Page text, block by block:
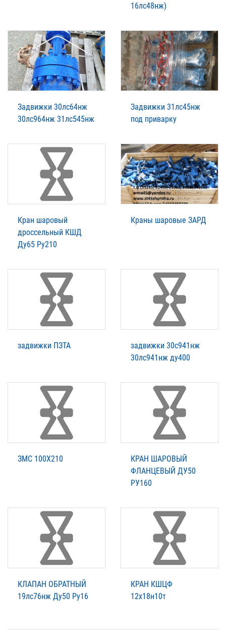
16лс48нж)
Задвижки 30лс64нж
30лс964нж 31лс545нж
Задвижки 31лс45нж
под приварку
Кран шаровый
дроссельный КШД
Ду65 Ру210
Краны шаровые ЗАРД
задвижки ПЗТА
задвижки 30с941нж
30лс941нж ду400
ЗМС 100Х210
КРАН ШАРОВЫЙ
ФЛАНЦЕВЫЙ ДУ50
РУ160
КЛАПАН ОБРАТНЫЙ
19лс76нж Ду50 Ру16
КРАН КШЦФ
12х18н10т